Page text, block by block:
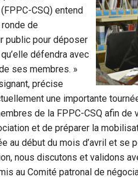
CSQ) entend
de
public pour déposer
défendra avec
ses membres. »
précise
une importante
de la FPPC-CSQ afin
et de préparer la
au début du mois d’avril et se
nous discutons et validons
au Comité patronal de